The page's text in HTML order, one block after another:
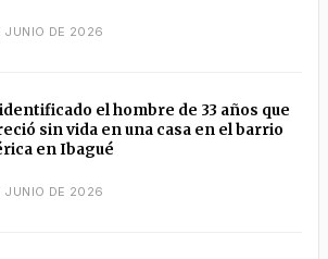
JUNIO DE 2026
el hombre de 33 años que
sin vida en una casa en el barrio
en Ibagué
JUNIO DE 2026